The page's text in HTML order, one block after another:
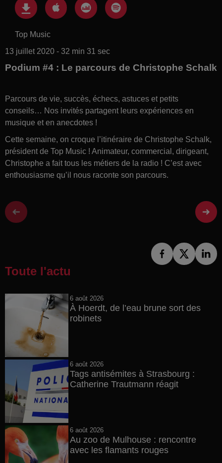
Top Music
13 juillet 2020 - 32 min 31 sec
Podium #4 : Le parcours de Christophe Schalk
Parcours de vie, succès, échecs, astuces et petits
conseils… Nos invités partagent leurs expériences en
musique et en anecdotes !
Cette semaine, on croque l’itinéraire de Christophe Schalk,
président de Top Music ! Animateur, commercial, dirigeant,
Christophe a fait tous les métiers de la radio ! C’est avec
enthousiasme qu’il nous raconte son parcours.
Toute l'actu
6 août 2026
À Hoerdt, de l’eau brune sort des
robinets
6 août 2026
Tags antisémites à Strasbourg :
Catherine Trautmann réagit
6 août 2026
Au zoo de Mulhouse : rencontre
avec les flamants rouges